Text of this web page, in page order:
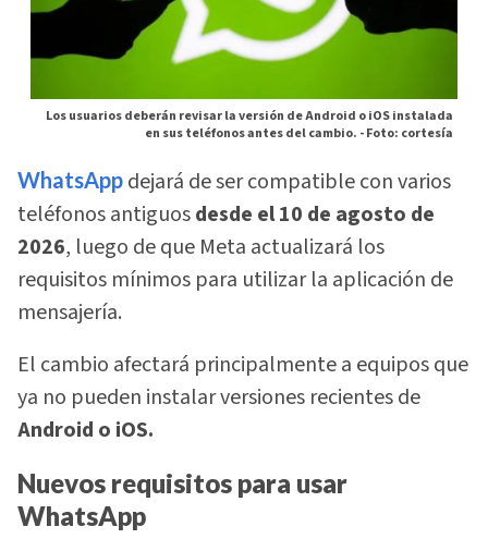
Los usuarios deberán revisar la versión de Android o iOS instalada
en sus teléfonos antes del cambio. -Foto: cortesía
WhatsApp dejará de ser compatible con varios
teléfonos antiguosdesde el 10 de agosto de
2026, luego de que Meta actualizará los
requisitos mínimos para utilizar la aplicación de
mensajería.
El cambio afectará principalmente a equipos que
ya no pueden instalar versiones recientes de
Android o iOS.
Nuevos requisitos para usar
WhatsApp